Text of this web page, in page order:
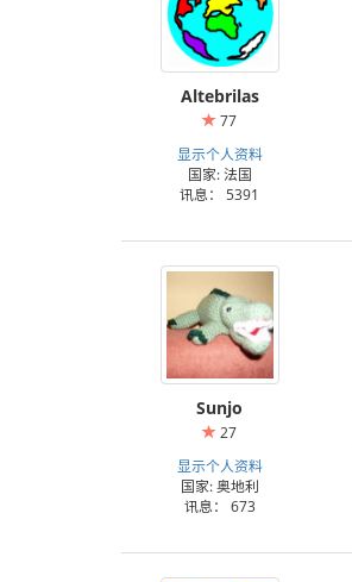
Altebrilas
77
显示个人资料
国家: 法国
讯息： 5391
Sunjo
27
显示个人资料
国家: 奥地利
讯息： 673